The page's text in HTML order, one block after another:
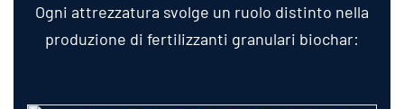
Ogni attrezzatura svolge un ruolo distinto nella
produzione di fertilizzanti granulari biochar: